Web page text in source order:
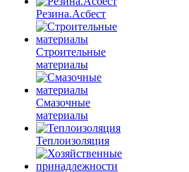
Резина.Асбест
Строительные
материалы
Смазочные
материалы
Теплоизоляция